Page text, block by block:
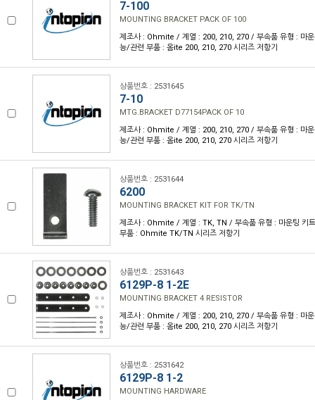
7-100
MOUNTING BRACKET PACK OF 100
제조사 : Ohmite / 계열 : 200, 210, 270 / 부속품 유형 : 마
능/관련 부품 : 옴ite 200, 210, 270 시리즈 저항기
상품번호 : 2531645
7-10
MTG.BRACKET D77154PACK OF 10
제조사 : Ohmite / 계열 : 200, 210, 270 / 부속품 유형 : 마
능/관련 부품 : 옴ite 200, 210, 270 시리즈 저항기
상품번호 : 2531644
6200
MOUNTING BRACKET KIT FOR TK/TN
제조사 : Ohmite / 계열 : TK, TN / 부속품 유형 : 마운팅 키
부품 : Ohmite TK/TN 시리즈 저항기
상품번호 : 2531643
6129P-8 1-2E
MOUNTING BRACKET 4 RESISTOR
제조사 : Ohmite / 계열 : 200, 210, 270 / 부속품 유형 : 마
능/관련 부품 : 옴ite 200, 210, 270 시리즈 저항기
상품번호 : 2531642
6129P-8 1-2
MOUNTING HARDWARE